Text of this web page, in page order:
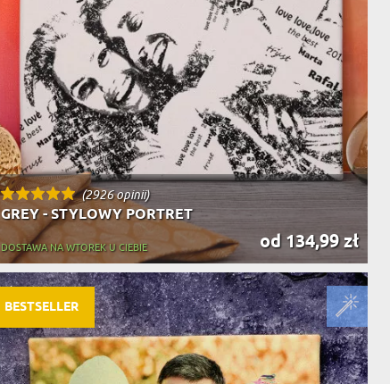
(2926 opinii)
GREY - STYLOWY PORTRET
od 134,99 zł
DOSTAWA NA WTOREK U CIEBIE
BESTSELLER